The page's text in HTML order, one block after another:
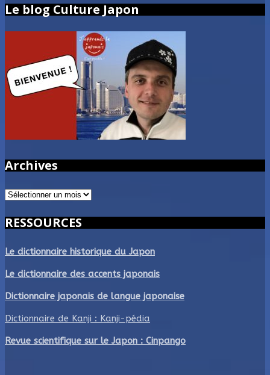
Le blog Culture Japon
Archives
Archives
RESSOURCES
Le dictionnaire historique du Japon
Le dictionnaire des accents japonais
Dictionnaire japonais de langue japonaise
Dictionnaire de Kanji : Kanji-pédia
Revue scientifique sur le Japon : Cinpango